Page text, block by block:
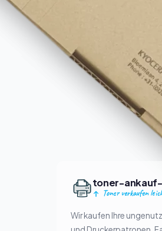
toner-
Toner verkaufen
Wir kaufen Ihre